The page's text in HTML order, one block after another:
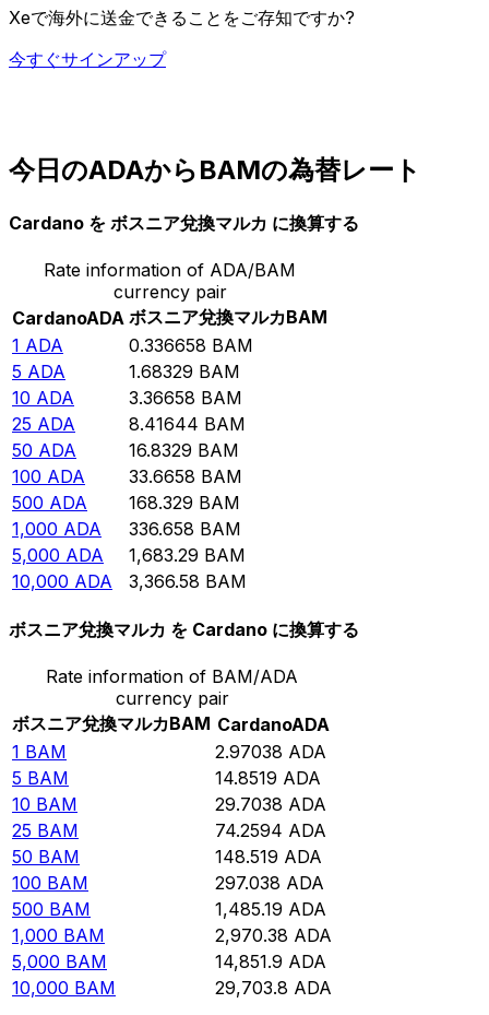
Xeで海外に送金できることをご存知ですか?
今すぐサインアップ
今日のADAからBAMの為替レート
Cardano を ボスニア兌換マルカ に換算する
Rate information of ADA/BAM
currency pair
CardanoADA ボスニア兌換マルカBAM
1 ADA 0.336658 BAM
5 ADA 1.68329 BAM
10 ADA 3.36658 BAM
25 ADA 8.41644 BAM
50 ADA 16.8329 BAM
100 ADA 33.6658 BAM
500 ADA 168.329 BAM
1,000 ADA 336.658 BAM
5,000 ADA 1,683.29 BAM
10,000 ADA 3,366.58 BAM
ボスニア兌換マルカ を Cardano に換算する
Rate information of BAM/ADA
currency pair
ボスニア兌換マルカBAM CardanoADA
1 BAM 2.97038 ADA
5 BAM 14.8519 ADA
10 BAM 29.7038 ADA
25 BAM 74.2594 ADA
50 BAM 148.519 ADA
100 BAM 297.038 ADA
500 BAM 1,485.19 ADA
1,000 BAM 2,970.38 ADA
5,000 BAM 14,851.9 ADA
10,000 BAM 29,703.8 ADA